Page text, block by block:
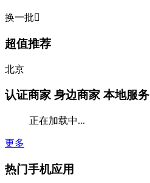
换一批
超值推荐
北京
认证商家 身边商家 本地服务
正在加载中...
更多
热门手机应用